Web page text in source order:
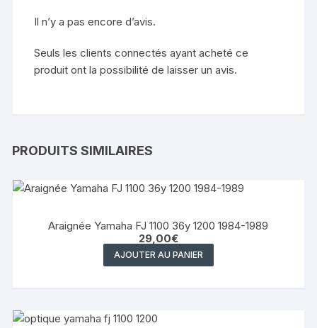
Il n’y a pas encore d’avis.
Seuls les clients connectés ayant acheté ce
produit ont la possibilité de laisser un avis.
PRODUITS SIMILAIRES
Araignée Yamaha FJ 1100 36y 1200 1984-1989
29,00€
AJOUTER AU PANIER